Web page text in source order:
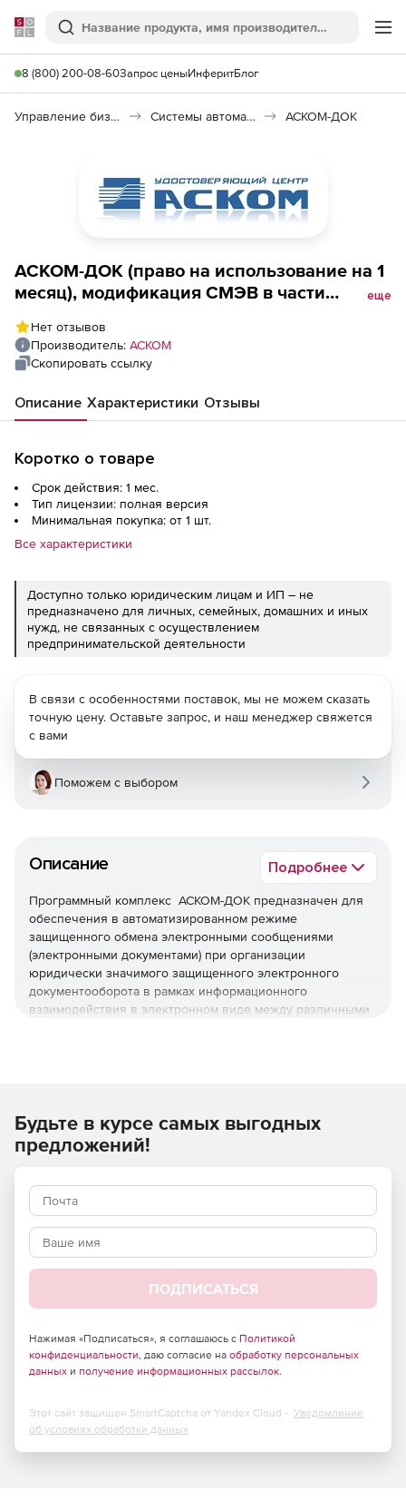
Softline
Поиск
8 (800) 200-08-60Запрос ценыИнферитБлог
Управление бизнесом, CRM/ERP Системы автоматизации АСКОМ-ДОК
АСКОМ-ДОК (право на использование на 1
месяц), модификация СМЭВ в части
организации в налоговом органе по месту
нахождения ее обособленного
еще
Нет отзывов
Производитель: АСКОМ
Скопировать ссылку
Описание Характеристики Отзывы
Коротко о товаре
Срок действия: 1 мес.
Тип лицензии: полная версия
Минимальная покупка: от 1 шт.
Все характеристики
Доступно только юридическим лицам и ИП – не
предназначено для личных, семейных, домашних и иных
нужд, не связанных с осуществлением
предпринимательской деятельности
Описание Подробнее
Программный комплекс АСКОМ-ДОК предназначен для
обеспечения в автоматизированном режиме
защищенного обмена электронными сообщениями
(электронными документами) при организации
юридически значимого защищенного электронного
документооборота в рамках информационного
взаимодействия в электронном виде между различными
В связи с особенностями поставок, мы не можем сказать
точную цену. Оставьте запрос, и наш менеджер свяжется
с вами
Поможем с выбором
Будьте в курсе самых выгодных
предложений!
ПОДПИСАТЬСЯ
Нажимая «Подписаться», я соглашаюсь с Политикой
конфиденциальности, даю согласие на обработку персональных
данных и получение информационных рассылок.
Этот сайт защищен SmartCaptcha от Yandex Cloud - Уведомление
об условиях обработки данных